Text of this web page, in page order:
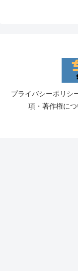
プライバシーポリシ
項・著作権に